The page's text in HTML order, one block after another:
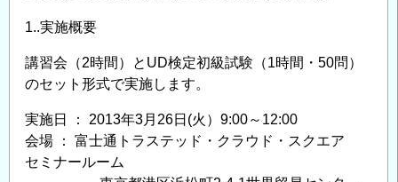
1..実施概要
講習会（2時間）とUD検定初級試験（1時間・50問）
のセット形式で実施します。
実施日 ： 2013年3月26日(火）9:00～12:00
会場 ： 富士通トラステッド・クラウド・スクエア
セミナールーム